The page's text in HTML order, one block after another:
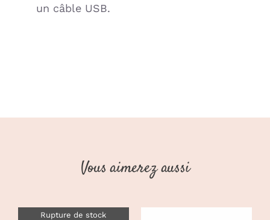
un câble USB.
Vous aimerez aussi
Rupture de stock